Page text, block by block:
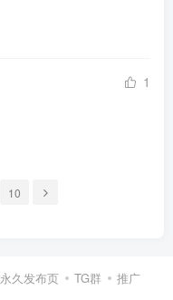
1
10
永久发布页 TG群
推广